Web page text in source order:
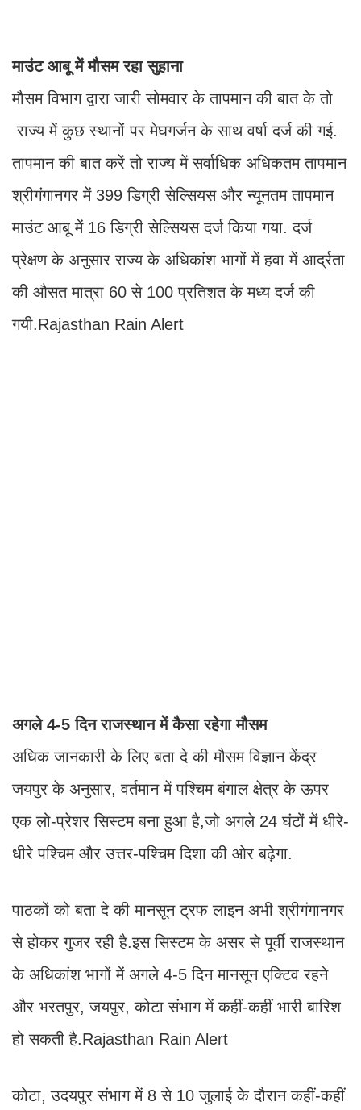
माउंट आबू में मौसम रहा सुहाना
मौसम विभाग द्वारा जारी सोमवार के तापमान की बात के तो
राज्य में कुछ स्थानों पर मेघगर्जन के साथ वर्षा दर्ज की गई.
तापमान की बात करें तो राज्य में सर्वाधिक अधिकतम तापमान
श्रीगंगानगर में 399 डिग्री सेल्सियस और न्यूनतम तापमान
माउंट आबू में 16 डिग्री सेल्सियस दर्ज किया गया. दर्ज
प्रेक्षण के अनुसार राज्य के अधिकांश भागों में हवा में आर्द्रता
की औसत मात्रा 60 से 100 प्रतिशत के मध्य दर्ज की
गयी.Rajasthan Rain Alert
अगले 4-5 दिन राजस्थान में कैसा रहेगा मौसम
अधिक जानकारी के लिए बता दे की मौसम विज्ञान केंद्र
जयपुर के अनुसार, वर्तमान में पश्चिम बंगाल क्षेत्र के ऊपर
एक लो-प्रेशर सिस्टम बना हुआ है,जो अगले 24 घंटों में धीरे-
धीरे पश्चिम और उत्तर-पश्चिम दिशा की ओर बढ़ेगा.
पाठकों को बता दे की मानसून ट्रफ लाइन अभी श्रीगंगानगर
से होकर गुजर रही है.इस सिस्टम के असर से पूर्वी राजस्थान
के अधिकांश भागों में अगले 4-5 दिन मानसून एक्टिव रहने
और भरतपुर, जयपुर, कोटा संभाग में कहीं-कहीं भारी बारिश
हो सकती है.Rajasthan Rain Alert
कोटा, उदयपुर संभाग में 8 से 10 जुलाई के दौरान कहीं-कहीं